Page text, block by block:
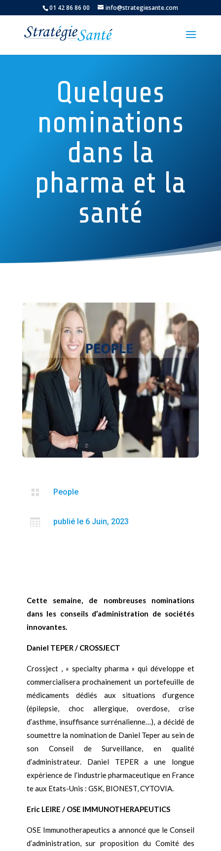
01 42 86 86 00 info@strategiesante.com
Quelques
nominations
dans la
pharma et la
santé
 People
 publié le 6 Juin, 2023
Cette semaine, de nombreuses nominations
dans les conseils d’administration de sociétés
innovantes.
Daniel TEPER / CROSSJECT
Crossject , « specialty pharma » qui développe et
commercialisera prochainement un portefeuille de
médicaments dédiés aux situations d’urgence
(épilepsie, choc allergique, overdose, crise
d’asthme, insuffisance surrénalienne…), a décidé de
soumettre la nomination de Daniel Teper au sein de
son Conseil de Surveillance, en qualité
d’administrateur. Daniel TEPER a une longue
expérience de l’industrie pharmaceutique en France
te aux Etats-Unis : GSK, BIONEST, CYTOVIA.
Eric LEIRE / OSE IMMUNOTHERAPEUTICS
OSE Immunotherapeutics a annoncé que le Conseil
d’administration, sur proposition du Comité des